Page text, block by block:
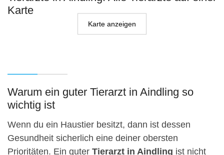
Karte
Karte anzeigen
Warum ein guter Tierarzt in Aindling so
wichtig ist
Wenn du ein Haustier besitzt, dann ist dessen
Gesundheit sicherlich eine deiner obersten
Prioritäten. Ein guter Tierarzt in Aindling ist nicht